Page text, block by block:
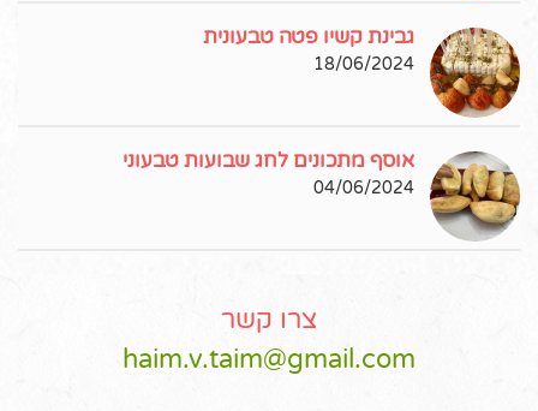
גבינת קשיו פטה טבעונית
18/06/2024
אוסף מתכונים לחג שבועות טבעוני
04/06/2024
צרו קשר
haim.v.taim@gmail.com